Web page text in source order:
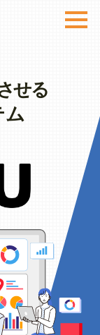
MiERU
せる
ム